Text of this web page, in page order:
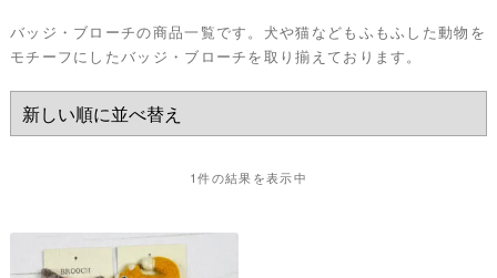
バッジ・ブローチの商品一覧です。犬や猫などもふもふした動物を
モチーフにしたバッジ・ブローチを取り揃えております。
1件の結果を表示中